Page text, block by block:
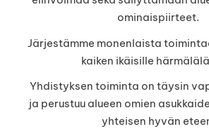
ominaispiirteet.
Järjestämme monenlaista
kaiken ikäisille
Yhdistyksen toiminta on täysin
ja perustuu alueen omien
yhteisen hyvän